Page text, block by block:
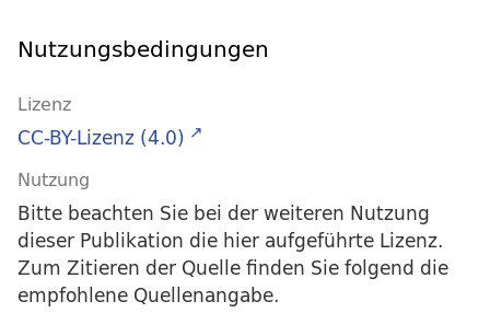
Nutzungsbedingungen
Lizenz
CC-BY-Lizenz (4.0)
Nutzung
Bitte beachten Sie bei der weiteren Nutzung
dieser Publikation die hier aufgeführte Lizenz.
Zum Zitieren der Quelle finden Sie folgend die
empfohlene Quellenangabe.